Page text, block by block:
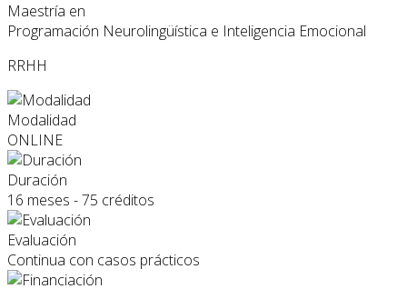
Maestría en
Programación Neurolingüística e Inteligencia Emocional
RRHH
Modalidad
ONLINE
Duración
16 meses - 75 créditos
Evaluación
Continua con casos prácticos